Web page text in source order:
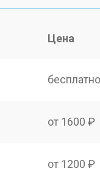
Цена
бесплатно
от 1600 ₽
от 1200 ₽